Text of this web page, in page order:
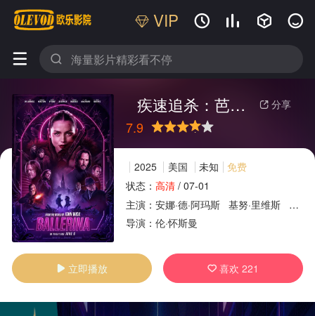
VIP    
 
 分享
疾速追杀：芭蕾杀姬
7.9
很差较差还行 推荐力荐
2025 美国 未知
免费
状态： 高清/ 07-01
主演： 安娜·德·阿玛斯 基努·里维斯
安杰
导演： 伦·怀斯曼
 立即播放  喜欢221